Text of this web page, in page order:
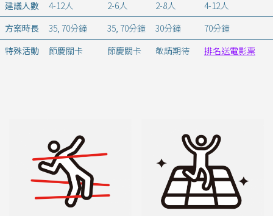
建議人數
4-12人 2-6人 2-8人
4-12人
方案時長
35, 70分鐘 35, 70分鐘 30分鐘
70分鐘
特殊活動
節慶關卡 節慶關卡 敬請期待 排名送電影票